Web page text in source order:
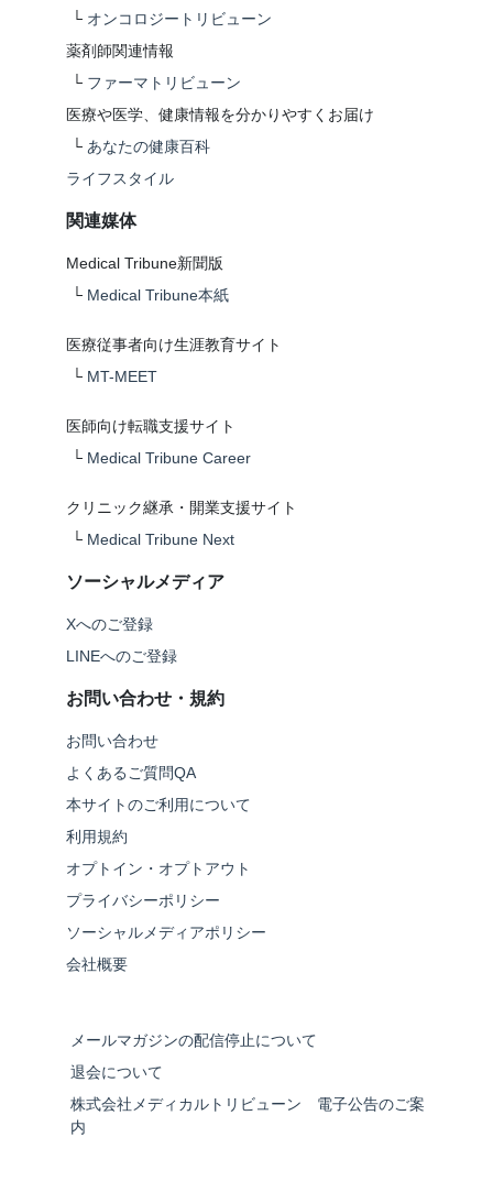
└ オンコロジートリビューン
薬剤師関連情報
└ ファーマトリビューン
医療や医学、健康情報を分かりやすくお届け
└ あなたの健康百科
ライフスタイル
関連媒体
Medical Tribune新聞版
└ Medical Tribune本紙
医療従事者向け生涯教育サイト
└ MT-MEET
医師向け転職支援サイト
└ Medical Tribune Career
クリニック継承・開業支援サイト
└ Medical Tribune Next
ソーシャルメディア
Xへのご登録
LINEへのご登録
お問い合わせ・規約
お問い合わせ
よくあるご質問QA
本サイトのご利用について
利用規約
オプトイン・オプトアウト
プライバシーポリシー
ソーシャルメディアポリシー
会社概要
メールマガジンの配信停止について
退会について
株式会社メディカルトリビューン 電子公告のご案
内